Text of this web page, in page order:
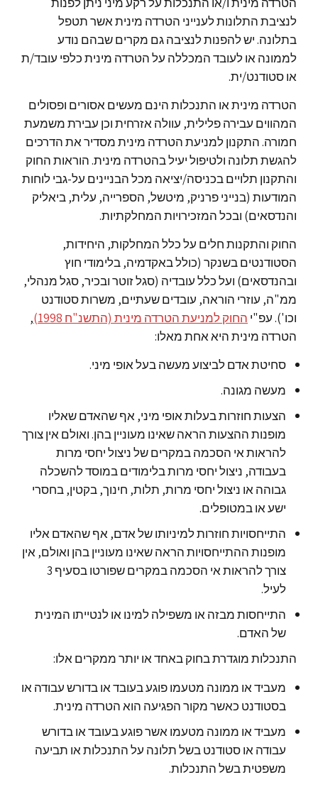
לנציבת התלונות לענייני הטרדה מינית אשר תטפל
בתלונה. יש להפנות לנציבה גם מקרים שבהם נודע
לממונה או לעובד המכללה על הטרדה מינית כלפי עובד/ת
או סטודנט/ית.
הטרדה מינית או התנכלות הינם מעשים אסורים ופסולים
המהווים עבירה פלילית, עוולה אזרחית וכן עבירת משמעת
חמורה. התקנון למניעת הטרדה מינית מסדיר את הדרכים
להגשת תלונה ולטיפול יעיל בהטרדה מינית. הוראות החוק
והתקנון תלויים בכניסה/יציאה מכל הבניינים על-גבי לוחות
המודעות (בנייני פרניק, מיטשל, הספרייה, עלית, ביאליק
והנדסאים) ובכל המזכירויות המחלקתיות.
החוק והתקנות חלים על כלל המחלקות, היחידות,
הסטודנטים בשנקר (כולל באקדמיה, בלימודי חוץ
ובהנדסאים) ועל כלל עובדיה (סגל זוטר ובכיר, סגל מנהלי,
ממ"ה, עוזרי הוראה, עובדים שעתיים, משרות סטודנט
וכו'). עפ"י החוק למניעת הטרדה מינית (התשנ"ח 1998)
,
הטרדה מינית היא אחת מאלו:
סחיטת אדם לביצוע מעשה בעל אופי מיני.
מעשה מגונה.
הצעות חוזרות בעלות אופי מיני, אף שהאדם שאליו
מופנות ההצעות הראה שאינו מעוניין בהן. ואולם אין צורך
להראות אי הסכמה במקרים של ניצול יחסי מרות
בעבודה, ניצול יחסי מרות בלימודים במוסד להשכלה
גבוהה או ניצול יחסי מרות, תלות, חינוך, בקטין, בחסרי
ישע או במטופלים.
התייחסויות חוזרות למיניותו של אדם, אף שהאדם אליו
מופנות ההתייחסויות הראה שאינו מעוניין בהן ואולם, אין
צורך להראות אי הסכמה במקרים שפורטו בסעיף 3
לעיל.
התייחסות מבזה או משפילה למינו או לנטייתו המינית
של האדם.
התנכלות מוגדרת בחוק באחד או יותר ממקרים אלו:
מעביד או ממונה מטעמו פוגע בעובד או בדורש עבודה או
בסטודנט כאשר מקור הפגיעה הוא הטרדה מינית.
מעביד או ממונה מטעמו אשר פוגע בעובד או בדורש
עבודה או סטודנט בשל תלונה על התנכלות או תביעה
משפטית בשל התנכלות.